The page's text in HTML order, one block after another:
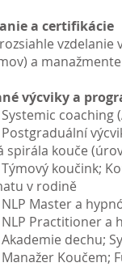
a certifikácie
vzdelanie
a
výcviky a
Systemic coaching
Postgraduální
spirála kouče
Týmový koučink;
v rodině
NLP Master a
NLP Practitioner a
Akademie dechu;
Manažer Koučem;